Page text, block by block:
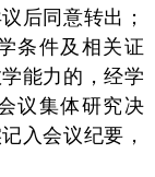
后同意转出；
条件及相关证
能力的，经学
议集体研究决
入会议纪要，